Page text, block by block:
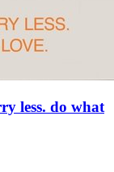
less. do what